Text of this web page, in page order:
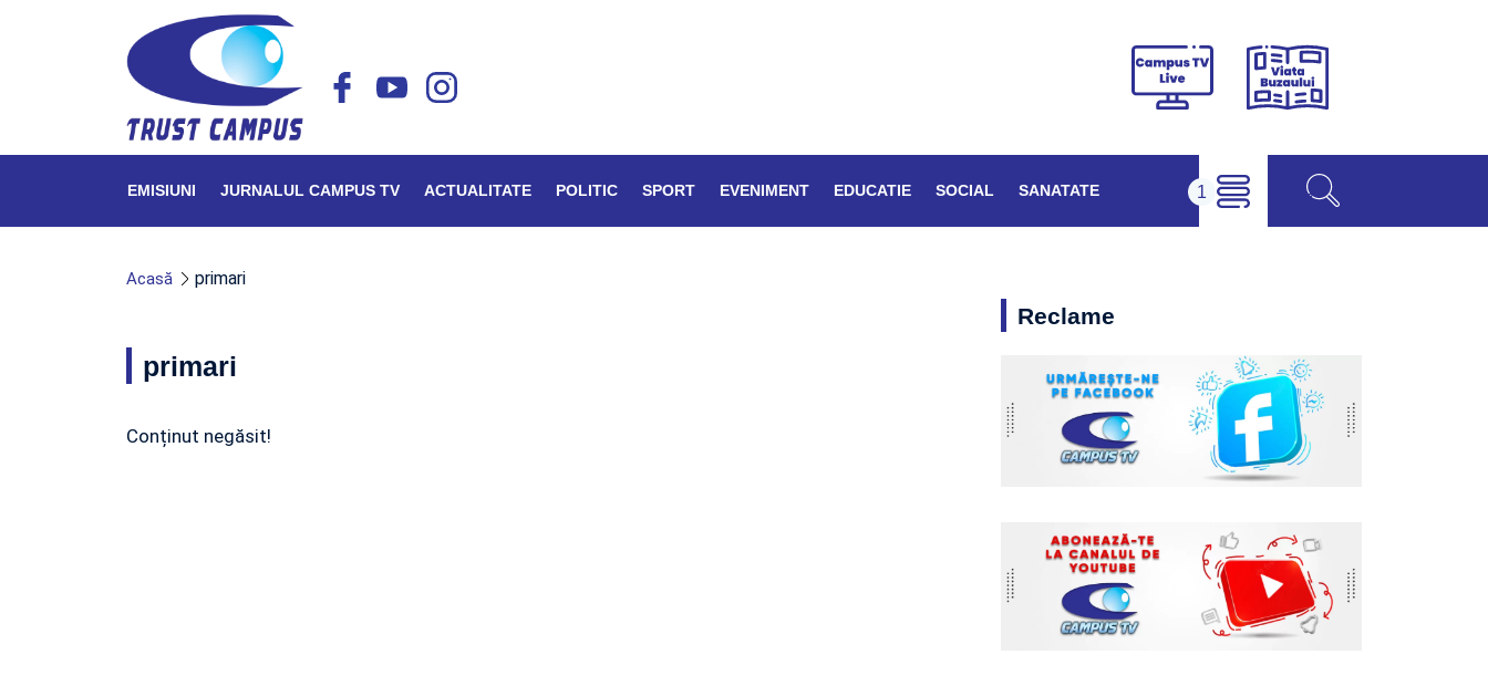
Campus
Viața
EMISIUNI JURNALUL CAMPUS TV ACTUALITATE POLITIC SPORT EVENIMENT EDUCATIE SOCIAL SANATATE
Acasă primari
primari
Conținut negăsit!
Reclame